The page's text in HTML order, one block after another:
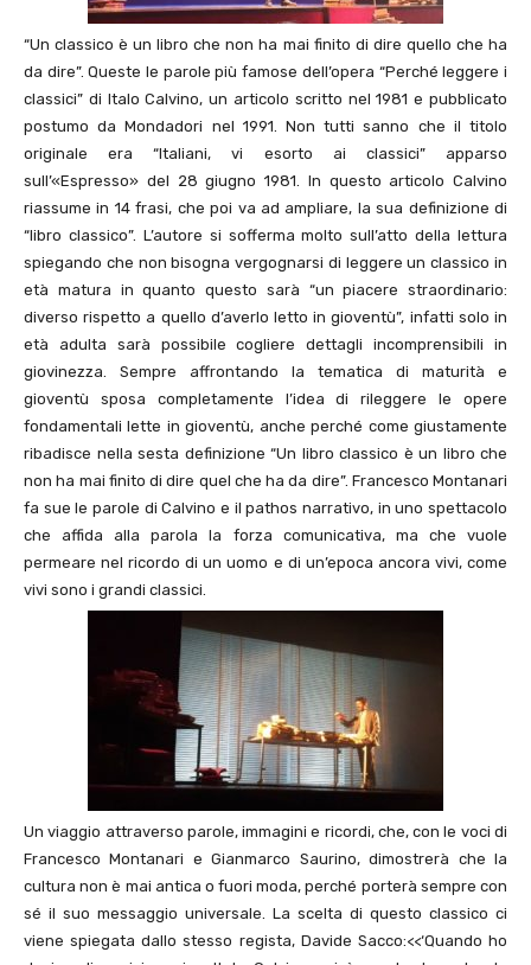
“Un classico è un libro che non ha mai finito di dire quello che ha
da dire”. Queste le parole più famose dell’opera “Perché leggere i
classici” di Italo Calvino, un articolo scritto nel 1981 e pubblicato
postumo da Mondadori nel 1991. Non tutti sanno che il titolo
originale era “Italiani, vi esorto ai classici” apparso
sull’«Espresso» del 28 giugno 1981. In questo articolo Calvino
riassume in 14 frasi, che poi va ad ampliare, la sua definizione di
“libro classico”. L’autore si sofferma molto sull’atto della lettura
spiegando che non bisogna vergognarsi di leggere un classico in
età matura in quanto questo sarà “un piacere straordinario:
diverso rispetto a quello d’averlo letto in gioventù”, infatti solo in
età adulta sarà possibile cogliere dettagli incomprensibili in
giovinezza. Sempre affrontando la tematica di maturità e
gioventù sposa completamente l’idea di rileggere le opere
fondamentali lette in gioventù, anche perché come giustamente
ribadisce nella sesta definizione “Un libro classico è un libro che
non ha mai finito di dire quel che ha da dire”. Francesco Montanari
fa sue le parole di Calvino e il pathos narrativo, in uno spettacolo
che affida alla parola la forza comunicativa, ma che vuole
permeare nel ricordo di un uomo e di un’epoca ancora vivi, come
vivi sono i grandi classici.
Un viaggio attraverso parole, immagini e ricordi, che, con le voci di
Francesco Montanari e Gianmarco Saurino, dimostrerà che la
cultura non è mai antica o fuori moda, perché porterà sempre con
sé il suo messaggio universale. La scelta di questo classico ci
viene spiegata dallo stesso regista, Davide Sacco:<<‘Quando ho